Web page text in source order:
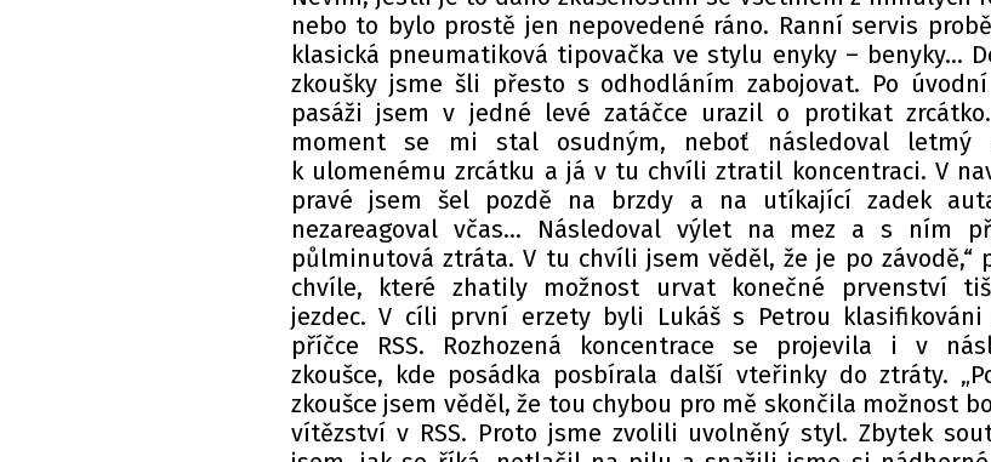
nebo to bylo prostě jen nepovedené ráno. Ranní servis
klasická pneumatiková tipovačka ve stylu enyky – benyky…
zkoušky jsme šli přesto s odhodláním zabojovat. Po
pasáži jsem v jedné levé zatáčce urazil o protikat
moment se mi stal osudným, neboť následoval letmý
k ulomenému zrcátku a já v tu chvíli ztratil koncentraci. V
pravé jsem šel pozdě na brzdy a na utíkající zadek
nezareagoval včas... Následoval výlet na mez a s ním
půlminutová ztráta. V tu chvíli jsem věděl, že je po závodě,“
chvíle, které zhatily možnost urvat konečné prvenství
jezdec. V cíli první erzety byli Lukáš s Petrou klasifikováni
příčce RSS. Rozhozená koncentrace se projevila i v
zkoušce, kde posádka posbírala další vteřinky do ztráty.
zkoušce jsem věděl, že tou chybou pro mě skončila možnost
vítězství v RSS. Proto jsme zvolili uvolněný styl. Zbytek